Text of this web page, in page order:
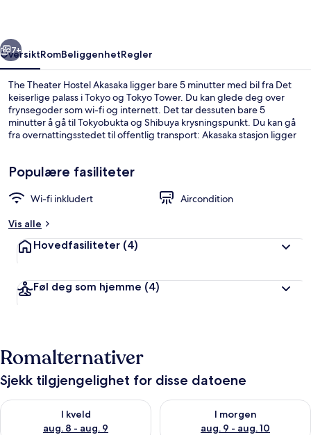
Felles sovesal, for menn og kvinner,
7+
OversiktRomBeliggenhetRegler
The Theater Hostel Akasaka ligger bare 5 minutter med bil fra Det
keiserlige palass i Tokyo og Tokyo Tower. Du kan glede deg over
frynsegoder som wi-fi og internett. Det tar dessuten bare 5
minutter å gå til Tokyobukta og Shibuya krysningspunkt. Du kan gå
fra overnattingsstedet til offentlig transport: Akasaka stasjon ligger
Populære fasiliteter
Wi-fi inkludert
Aircondition
Vis alle
Hovedfasiliteter (4)
Føl deg som hjemme (4)
Romalternativer
Sjekk tilgjengelighet for disse datoene
I kveld
aug. 8 - aug. 9
Sjekk tilgjengelighet for i kveld, aug. 8 - aug. 9
I morgen
aug. 9 - aug. 10
Sjekk tilgjengelighet for i